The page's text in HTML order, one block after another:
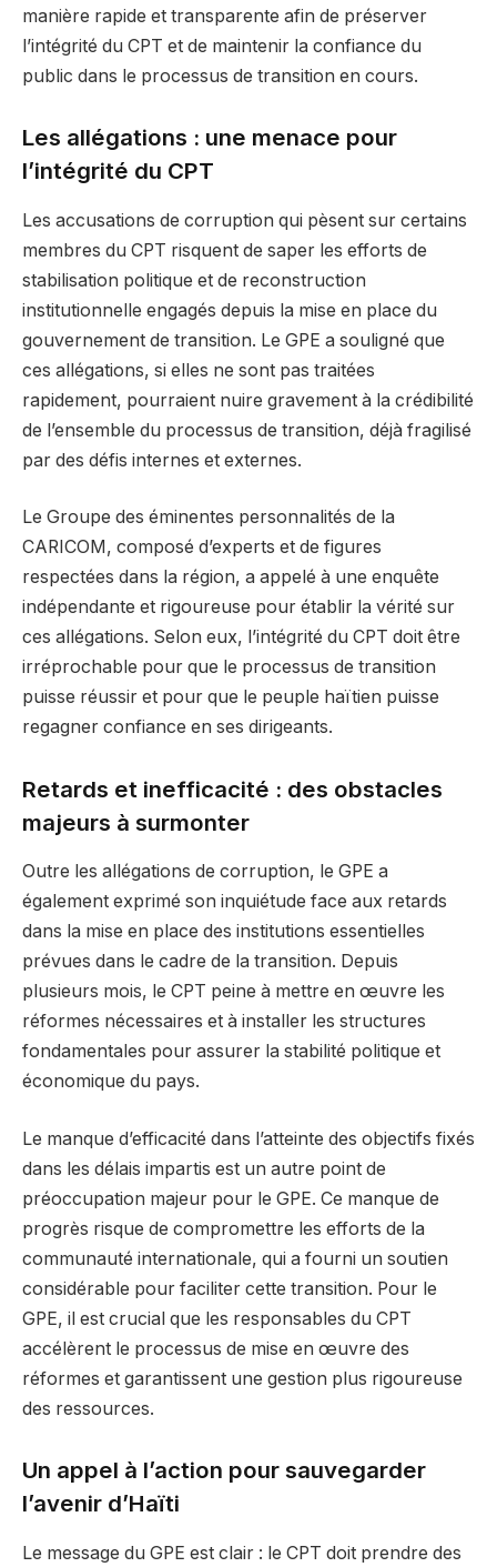
manière rapide et transparente afin de préserver
l’intégrité du CPT et de maintenir la confiance du
public dans le processus de transition en cours.
Les allégations : une menace pour
l’intégrité du CPT
Les accusations de corruption qui pèsent sur certains
membres du CPT risquent de saper les efforts de
stabilisation politique et de reconstruction
institutionnelle engagés depuis la mise en place du
gouvernement de transition. Le GPE a souligné que
ces allégations, si elles ne sont pas traitées
rapidement, pourraient nuire gravement à la crédibilité
de l’ensemble du processus de transition, déjà fragilisé
par des défis internes et externes.
Le Groupe des éminentes personnalités de la
CARICOM, composé d’experts et de figures
respectées dans la région, a appelé à une enquête
indépendante et rigoureuse pour établir la vérité sur
ces allégations. Selon eux, l’intégrité du CPT doit être
irréprochable pour que le processus de transition
puisse réussir et pour que le peuple haïtien puisse
regagner confiance en ses dirigeants.
Retards et inefficacité : des obstacles
majeurs à surmonter
Outre les allégations de corruption, le GPE a
également exprimé son inquiétude face aux retards
dans la mise en place des institutions essentielles
prévues dans le cadre de la transition. Depuis
plusieurs mois, le CPT peine à mettre en œuvre les
réformes nécessaires et à installer les structures
fondamentales pour assurer la stabilité politique et
économique du pays.
Le manque d’efficacité dans l’atteinte des objectifs fixés
dans les délais impartis est un autre point de
préoccupation majeur pour le GPE. Ce manque de
progrès risque de compromettre les efforts de la
communauté internationale, qui a fourni un soutien
considérable pour faciliter cette transition. Pour le
GPE, il est crucial que les responsables du CPT
accélèrent le processus de mise en œuvre des
réformes et garantissent une gestion plus rigoureuse
des ressources.
Un appel à l’action pour sauvegarder
l’avenir d’Haïti
Le message du GPE est clair : le CPT doit prendre des